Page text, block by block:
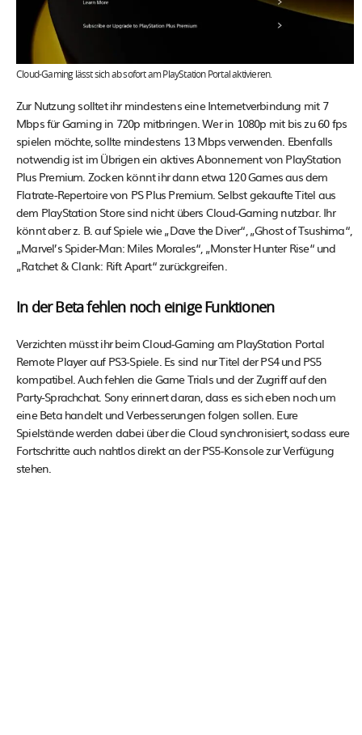
Cloud-Gaming lässt sich ab sofort am PlayStation Portal aktivieren.
Zur Nutzung solltet ihr mindestens eine Internetverbindung mit 7
Mbps für Gaming in 720p mitbringen. Wer in 1080p mit bis zu 60 fps
spielen möchte, sollte mindestens 13 Mbps verwenden. Ebenfalls
notwendig ist im Übrigen ein aktives Abonnement von PlayStation
Plus Premium. Zocken könnt ihr dann etwa 120 Games aus dem
Flatrate-Repertoire von PS Plus Premium. Selbst gekaufte Titel aus
dem PlayStation Store sind nicht übers Cloud-Gaming nutzbar. Ihr
könnt aber z. B. auf Spiele wie „Dave the Diver“, „Ghost of Tsushima“,
„Marvel’s Spider-Man: Miles Morales“, „Monster Hunter Rise“ und
„Ratchet & Clank: Rift Apart“ zurückgreifen.
In der Beta fehlen noch einige Funktionen
Verzichten müsst ihr beim Cloud-Gaming am PlayStation Portal
Remote Player auf PS3-Spiele. Es sind nur Titel der PS4 und PS5
kompatibel. Auch fehlen die Game Trials und der Zugriff auf den
Party-Sprachchat. Sony erinnert daran, dass es sich eben noch um
eine Beta handelt und Verbesserungen folgen sollen. Eure
Spielstände werden dabei über die Cloud synchronisiert, sodass eure
Fortschritte auch nahtlos direkt an der PS5-Konsole zur Verfügung
stehen.